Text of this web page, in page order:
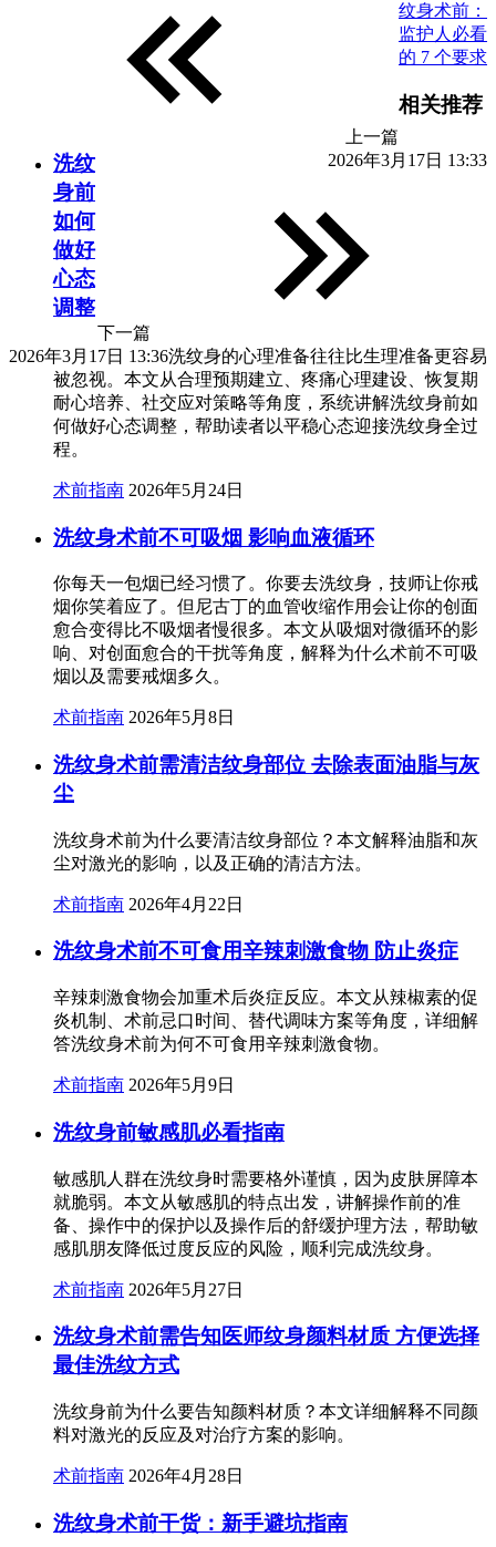
上一篇
2026年3月17日 13:33
纹身术前：
监护人必看
的 7 个要求
下一篇
2026年3月17日 13:36
相关推荐
洗纹
身前
如何
做好
心态
调整
洗纹身的心理准备往往比生理准备更容易
被忽视。本文从合理预期建立、疼痛心理建设、恢复期
耐心培养、社交应对策略等角度，系统讲解洗纹身前如
何做好心态调整，帮助读者以平稳心态迎接洗纹身全过
程。
术前指南 2026年5月24日
洗纹身术前不可吸烟 影响血液循环
你每天一包烟已经习惯了。你要去洗纹身，技师让你戒
烟你笑着应了。但尼古丁的血管收缩作用会让你的创面
愈合变得比不吸烟者慢很多。本文从吸烟对微循环的影
响、对创面愈合的干扰等角度，解释为什么术前不可吸
烟以及需要戒烟多久。
术前指南 2026年5月8日
洗纹身术前需清洁纹身部位 去除表面油脂与灰
尘
洗纹身术前为什么要清洁纹身部位？本文解释油脂和灰
尘对激光的影响，以及正确的清洁方法。
术前指南 2026年4月22日
洗纹身术前不可食用辛辣刺激食物 防止炎症
辛辣刺激食物会加重术后炎症反应。本文从辣椒素的促
炎机制、术前忌口时间、替代调味方案等角度，详细解
答洗纹身术前为何不可食用辛辣刺激食物。
术前指南 2026年5月9日
洗纹身前敏感肌必看指南
敏感肌人群在洗纹身时需要格外谨慎，因为皮肤屏障本
就脆弱。本文从敏感肌的特点出发，讲解操作前的准
备、操作中的保护以及操作后的舒缓护理方法，帮助敏
感肌朋友降低过度反应的风险，顺利完成洗纹身。
术前指南 2026年5月27日
洗纹身术前需告知医师纹身颜料材质 方便选择
最佳洗纹方式
洗纹身前为什么要告知颜料材质？本文详细解释不同颜
料对激光的反应及对治疗方案的影响。
术前指南 2026年4月28日
洗纹身术前干货：新手避坑指南